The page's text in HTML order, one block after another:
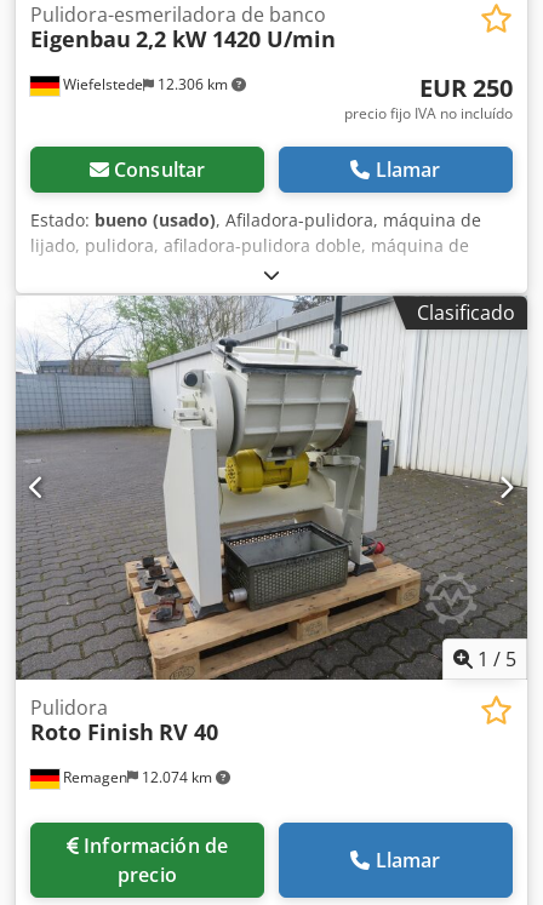
Wiefelstede 12.306 km
Pulidora-esmeriladora de banco
Eigenbau 2,2 kW 1420 U/min
EUR 250
precio fijo IVA no incluído
Consultar Llamar
Estado: bueno (usado), Afiladora-pulidora, máquina de
lijado, pulidora, afiladora-pulidora doble, máquina de
lijado doble, máquina de lijado de banda, afiladora-
pulidora de banda. Dodpjd D R Sxsfx Aivekr -Potencia: 2,2
kW -Velocidad: 1420 rpm -Diámetro del cepillo: 150 mm -
Dimensiones: 700/800/A1300 mm -Peso: 73 kg
Clasificado
1 / 5
Remagen 12.074 km
Pulidora
Roto Finish RV 40
Información de
precio
Llamar